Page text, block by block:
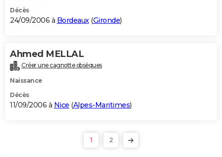
Décès
24/09/2006 à Bordeaux(Gironde)
Ahmed MELLAL
Créer une cagnotte obsèques
Naissance
Décès
11/09/2006 à Nice (Alpes-Maritimes)
1 2